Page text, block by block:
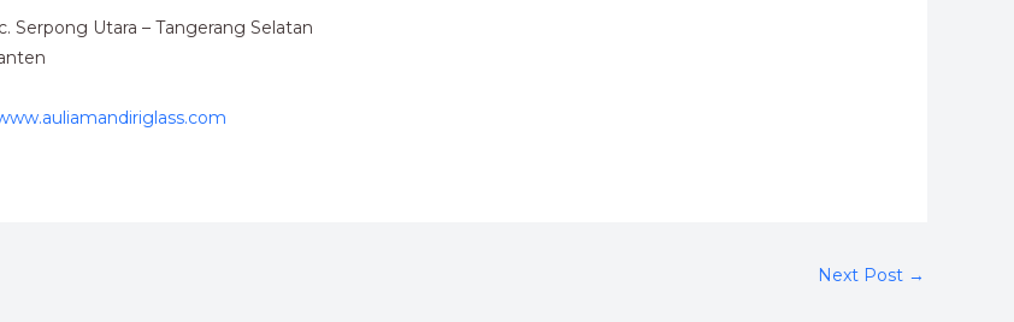
Serpong Utara – Tangerang Selatan
Next Post →